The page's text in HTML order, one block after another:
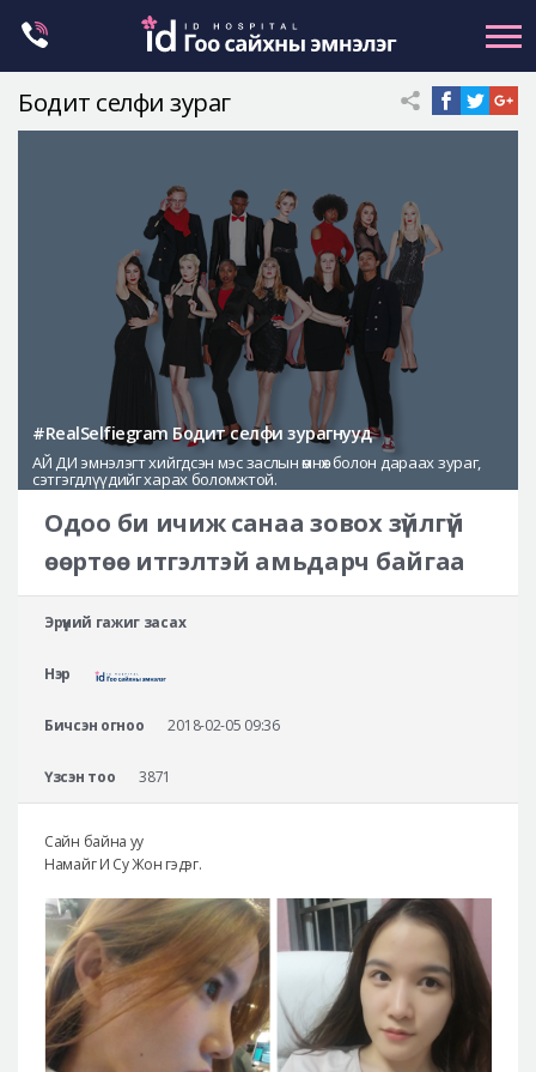
Ботокс , филлер
Галбиржуулах
Let Me In
Эмнэлгийн танилцуулга
Аюулгүй гоо сайхны мэс засал
Лавлах
Real Selfie Review
Бодит селфи зураг
#RealSelfiegram Бодит селфи зурагнууд
АЙ ДИ эмнэлэгт хийгдсэн мэс заслын өмнөх болон дараах зураг,
сэтгэгдлүүдийг харах боломжтой.
Одоо би ичиж санаа зовох зүйлгүй
өөртөө итгэлтэй амьдарч байгаа
Эрүүний гажиг засах
Нэр
Бичсэн огноо 2018-02-05 09:36
Үзсэн тоо 3871
Сайн байна уу
Намайг И Су Жон гэдэг.